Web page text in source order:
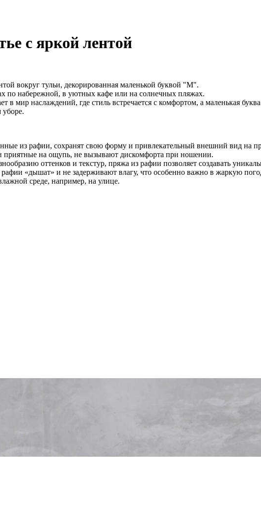
с яркой лентой
вокруг тульи, декорированная маленькой буквой "М".
по набережной, в уютных кафе или на солнечных пляжах.
в мир наслаждений, где стиль встречается с комфортом, а маленькая
из рафии, сохранят свою форму и привлекательный внешний вид на
приятные на ощупь, не вызывают дискомфорта при ношении.
оттенков и текстур, пряжа из рафии позволяет создавать
«дышат» и не задерживают влагу, что особенно важно в жаркую
среде, например, на улице.